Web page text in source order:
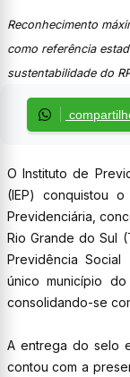
Reconhecimento
como referência
sustentabilidade do
O Instituto de
(IEP) conquistou
Previdenciária,
Rio Grande do Sul
Previdência
único município
consolidando-se
A entrega do selo
contou com a